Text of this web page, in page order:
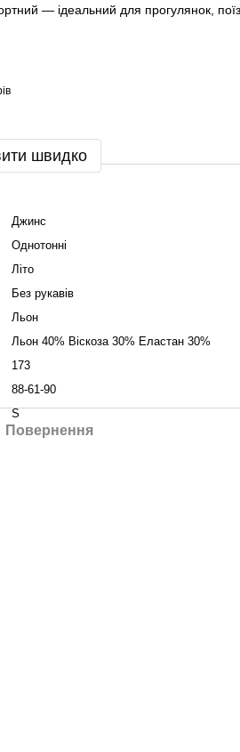
— ідеальний для прогулянок,
швидко
Джинс
Однотонні
Літо
Без рукавів
Льон
Льон 40% Віскоза 30% Еластан 30%
173
88-61-90
S
Повернення